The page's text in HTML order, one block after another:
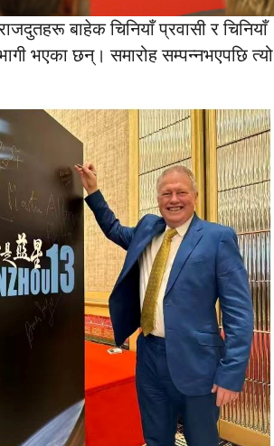
बाहेक चिनियाँ प्रवासी र चिनियाँ
भएका छन्। समारोह सम्पन्नभएपछि त्यो